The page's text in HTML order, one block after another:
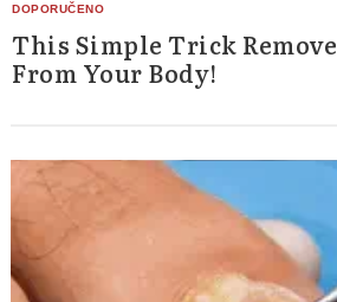
This Simple Trick
From Your Body!